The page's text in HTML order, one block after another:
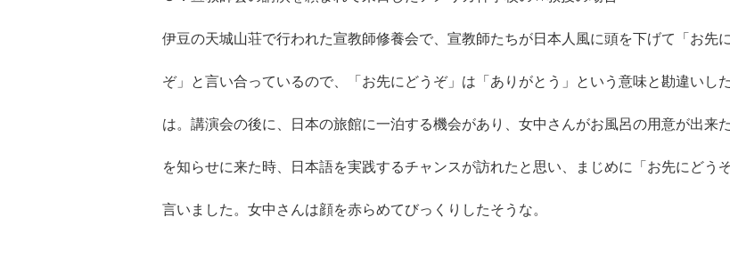
伊豆の天城山荘で行われた宣教師修養会で、宣教師たちが日本人風に頭を下げて「お先
ぞ」と言い合っているので、「お先にどうぞ」は「ありがとう」という意味と勘違いし
は。講演会の後に、日本の旅館に一泊する機会があり、女中さんがお風呂の用意が出来
を知らせに来た時、日本語を実践するチャンスが訪れたと思い、まじめに「お先にどう
言いました。女中さんは顔を赤らめてびっくりしたそうな。